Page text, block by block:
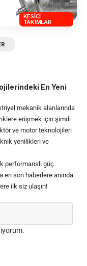
KESICI
TAKIMLAR
En Yeni
mekanik alanlarında
erişmek için şimdi
ve motor teknolojileri
yenilikleri ve
performanslı güç
en son haberlere anında
ilk siz ulaşın!